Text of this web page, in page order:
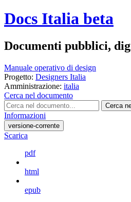
Docs Italia beta
Documenti pubblici,
Manuale operativo di design
Progetto: Designers Italia
Amministrazione: italia
Cerca nel documento
Cerca
Informazioni
versione-corrente
Scarica
pdf
html
epub